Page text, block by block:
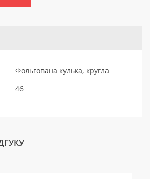
Фольгована кулька, кругла
46